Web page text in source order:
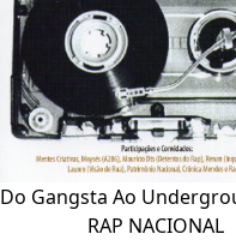
Do Gangsta Ao
RAP NACIONAL